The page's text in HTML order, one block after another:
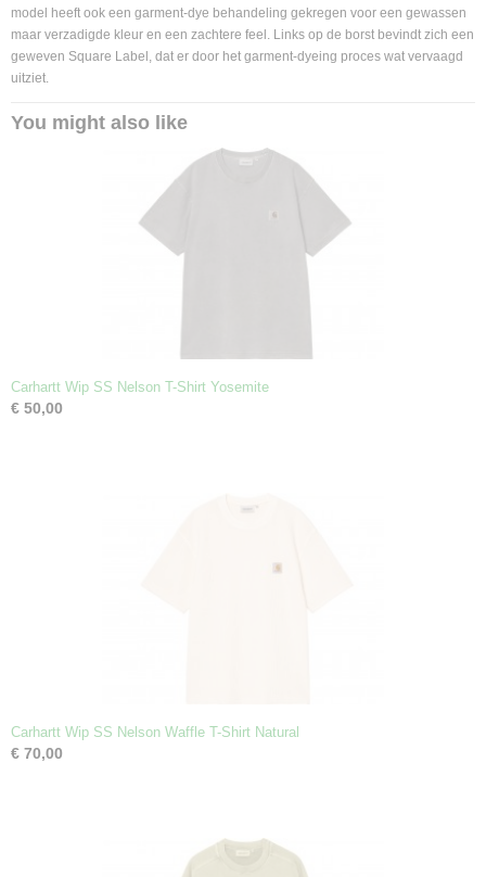
model heeft ook een garment-dye behandeling gekregen voor een gewassen
maar verzadigde kleur en een zachtere feel. Links op de borst bevindt zich een
geweven Square Label, dat er door het garment-dyeing proces wat vervaagd
uitziet.
You might also like
Carhartt Wip SS Nelson T-Shirt Yosemite
€ 50,00
Carhartt Wip SS Nelson Waffle T-Shirt Natural
€ 70,00